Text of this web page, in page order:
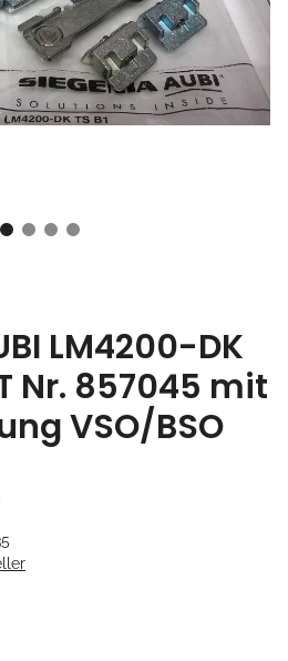
LM4200-DK
Nr. 857045 mit
VSO/BSO